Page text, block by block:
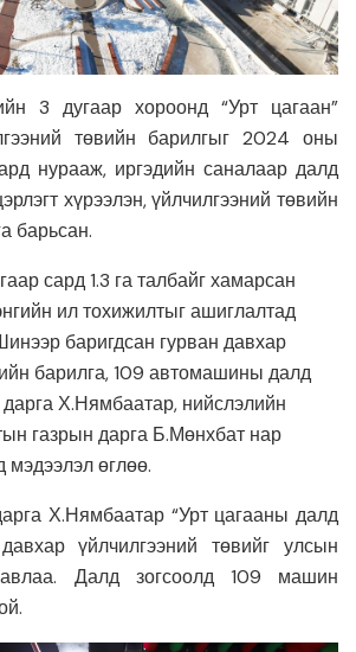
3 дугаар хороонд “Урт цагаан”
төвийн барилгыг 2024 оны
нурааж, иргэдийн саналаар далд
хүрээлэн, үйлчилгээний төвийн
барьсан.
сард 1.3 га талбайг хамарсан
ил тохижилтыг ашиглалтад
баригдсан гурван давхар
барилга, 109 автомашины далд
дарга Х.Нямбаатар, нийслэлийн
газрын дарга Б.Мөнхбат нар
мэдээлэл өглөө.
Х.Нямбаатар “Урт цагааны далд
үйлчилгээний төвийг улсын
Далд зогсоолд 109 машин